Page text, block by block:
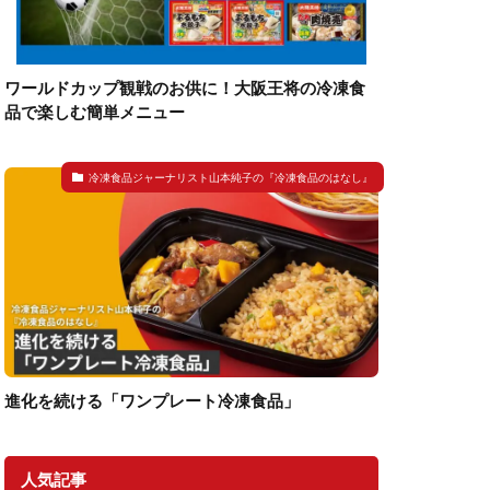
ワールドカップ観戦のお供に！大阪王将の冷凍食
品で楽しむ簡単メニュー
冷凍食品ジャーナリスト山本純子の『冷凍食品のはなし』
進化を続ける「ワンプレート冷凍食品」
人気記事